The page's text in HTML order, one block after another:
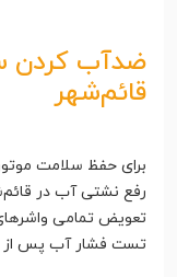
ضدآب کردن
قائم‌شهر
برای حفظ سلامت
رفع نشتی آب در
تعویض تمامی
تست فشار آب پس از